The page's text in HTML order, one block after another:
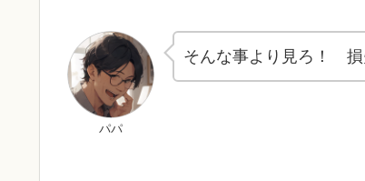
パパ
そんな事より見ろ！ 損